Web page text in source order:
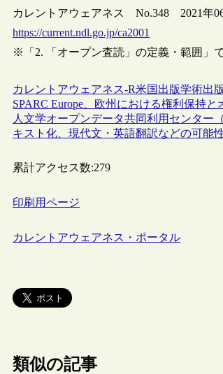
カレントアウェアネス No.348 2021年06
https://current.ndl.go.jp/ca2001
※「2. 「オープン査読」の定義・範囲」で
カレントアウェアネス-R米国 出版学術出版
SPARC Europe、欧州における権利保持
人文学オープンデータ共同利用センター
キスト化、現代文・英語翻訳などの可能
累計アクセス数:279
印刷用ページ
カレントアウェアネス・ポータル
類似の記事